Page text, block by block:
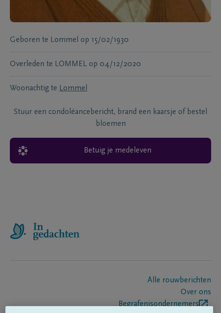
Geboren te Lommel op 15/02/1930
Overleden te LOMMEL op 04/12/2020
Woonachtig te Lommel
Stuur een condoléancebericht, brand een kaarsje of bestel
bloemen
Betuig je medeleven
Alle rouwberichten
Over ons
Begrafenisondernemers